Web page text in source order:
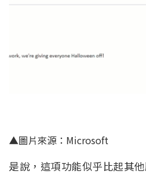
▲圖片來源：Microsoft
是說，這項功能似乎比起其